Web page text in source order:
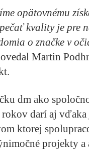
opätovnému
kvality je pre
o značke v
Martin
dm ako
rokov darí aj
ktorej
projekty